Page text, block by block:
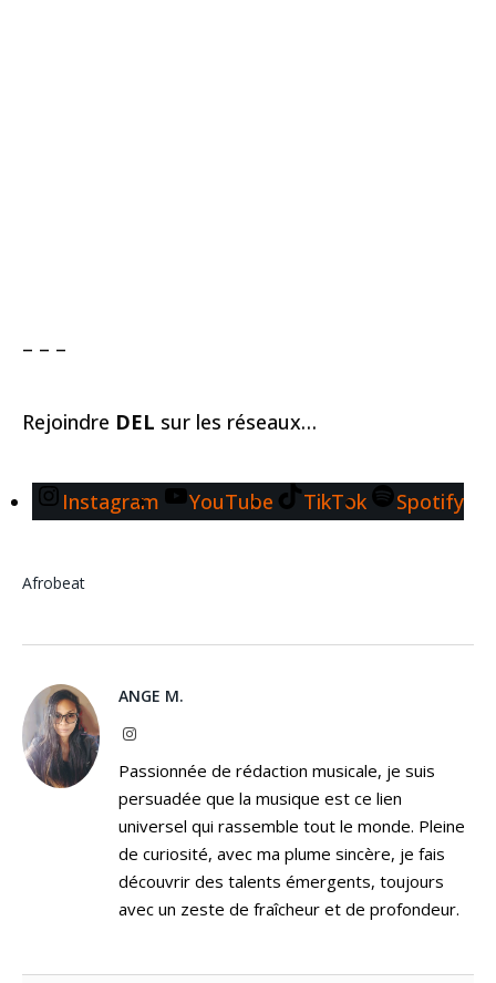
– – –
Rejoindre DEL sur les réseaux…
Instagram YouTube TikTok Spotify
Afrobeat
ANGE M.
Instagram
Passionnée de rédaction musicale, je suis
persuadée que la musique est ce lien
universel qui rassemble tout le monde. Pleine
de curiosité, avec ma plume sincère, je fais
découvrir des talents émergents, toujours
avec un zeste de fraîcheur et de profondeur.